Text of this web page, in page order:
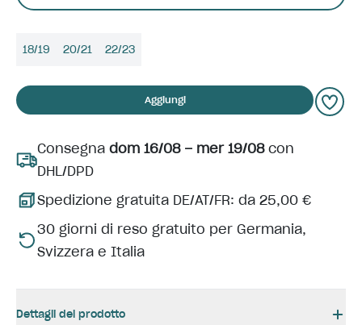
18/19 20/21 22/23
Aggiungi
Consegna dom 16/08 – mer 19/08con
DHL/DPD
Spedizione gratuita DE/AT/FR: da 25,00 €
30 giorni di reso gratuito per Germania,
Svizzera e Italia
Dettagli del prodotto